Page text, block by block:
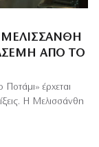
ΜΕΛΙΣΣΆΝΘΗ
ΑΠΌ ΤΟ
έρχεται
Η Μελισσάνθη